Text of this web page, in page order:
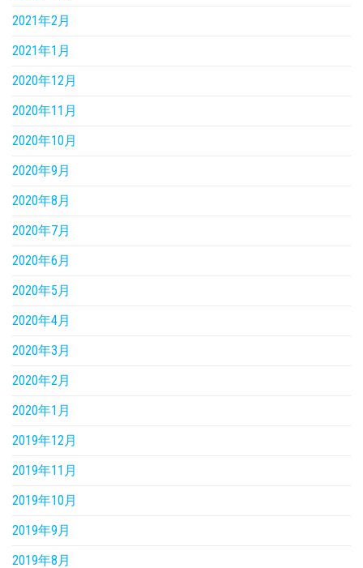
2021年2月
2021年1月
2020年12月
2020年11月
2020年10月
2020年9月
2020年8月
2020年7月
2020年6月
2020年5月
2020年4月
2020年3月
2020年2月
2020年1月
2019年12月
2019年11月
2019年10月
2019年9月
2019年8月